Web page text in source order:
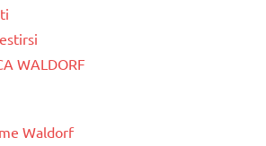
WALDORF
Waldorf